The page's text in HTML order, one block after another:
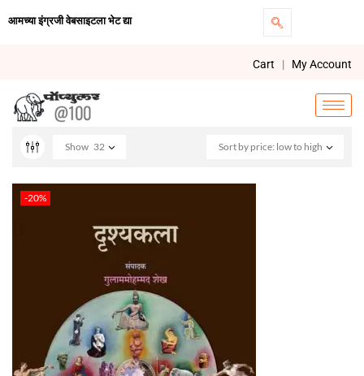
आमच्या इंग्रजी वेबसाइटला भेट द्या
Cart | My Account
Sort by price: low to high
Show 32
-20%